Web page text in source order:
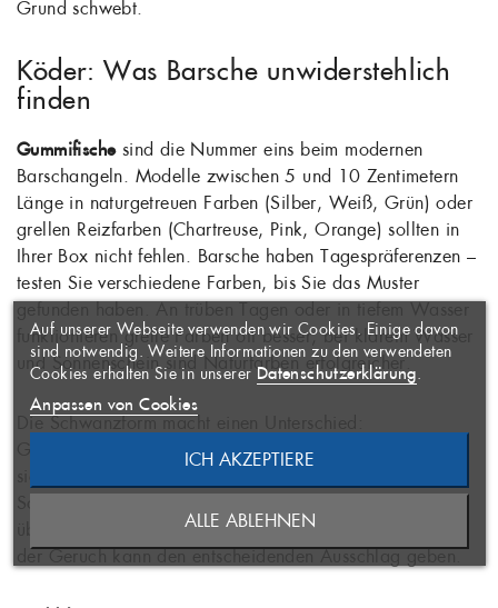
Grund schwebt.
Köder: Was Barsche unwiderstehlich
finden
Gummifischesind die Nummer eins beim modernen
Barschangeln. Modelle zwischen 5 und 10 Zentimetern
Länge in naturgetreuen Farben (Silber, Weiß, Grün) oder
grellen Reizfarben (Chartreuse, Pink, Orange) sollten in
Ihrer Box nicht fehlen. Barsche haben Tagespräferenzen –
testen Sie verschiedene Farben, bis Sie das Muster
funktionieren grelle Farben oft besser, bei klarem Wasser
und Sonnenschein sind Naturfarben erfolgreicher.
Die Schwanzform macht einen Unterschied:
Gabelschänze erzeugen starke Vibrationen und eignen
überzeugen. Duftköder haben sich ebenfalls bewährt –
der Geruch kann den entscheidenden Ausschlag geben.
AUF MEINE
WUNSCHLISTE
×
((MODALTITLE)) ×
((confirmMessage))
WUNSCHLISTE
ERSTELLEN
×
Name der Wunschliste
ABBRECHEN
WUNSCHLISTE ERSTELLEN
ANMELDEN ×
Sie müssen angemeldet sein, um
Artikel Ihrer Wunschliste
hinzufügen zu können.
ABBRECHEN
ANMELDEN
Auf unserer Webseite verwenden wir Cookies. Einige davon
sind notwendig. Weitere Informationen zu den verwendeten
Cookies erhalten Sie in unserer Datenschutzerklärung
Anpassen von Cookies
ALLE ABLEHNEN
ICH AKZEPTIERE